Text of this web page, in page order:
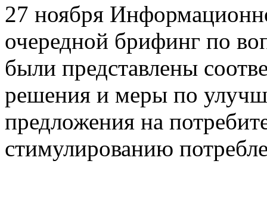
27 ноября
очередной брифинг по
были представлены
решения и меры по
предложения на
стимулированию